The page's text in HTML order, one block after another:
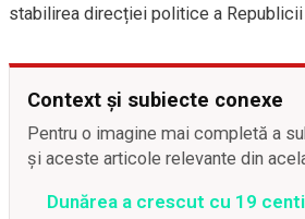
stabilirea direcției politice a
Context și subiecte conexe
Pentru o imagine mai completă a
și aceste articole relevante din
Dunărea a crescut cu 19